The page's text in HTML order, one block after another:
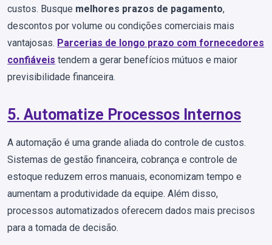
custos. Busque melhores prazos de pagamento,
descontos por volume ou condições comerciais mais
vantajosas. Parcerias de longo prazo com fornecedores
confiáveis tendem a gerar benefícios mútuos e maior
previsibilidade financeira.
5. Automatize Processos Internos
A automação é uma grande aliada do controle de custos.
Sistemas de gestão financeira, cobrança e controle de
estoque reduzem erros manuais, economizam tempo e
aumentam a produtividade da equipe. Além disso,
processos automatizados oferecem dados mais precisos
para a tomada de decisão.